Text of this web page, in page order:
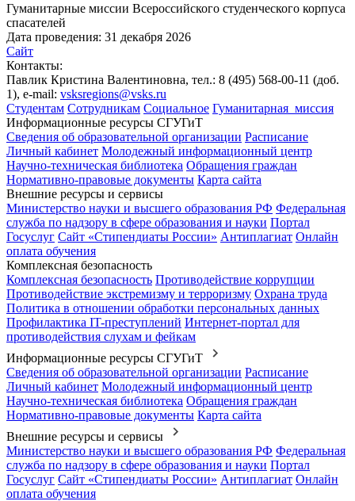
Гуманитарные миссии Всероссийского студенческого корпуса
спасателей
Дата проведения: 31 декабря 2026
Сайт
Контакты:
Павлик Кристина Валентиновна, тел.: 8 (495) 568-00-11 (доб.
1), e-mail: vsksregions@vsks.ru
Студентам Сотрудникам Социальное Гуманитарная_миссия
Информационные ресурсы СГУГиТ
Сведения об образовательной организации Расписание
Личный кабинет Молодежный информационный центр
Научно-техническая библиотека Обращения граждан
Нормативно-правовые документы Карта сайта
Внешние ресурсы и сервисы
Министерство науки и высшего образования РФ Федеральная
служба по надзору в сфере образования и науки Портал
Госуслуг Сайт «Стипендиаты России» Антиплагиат Онлайн
оплата обучения
Комплексная безопасность
Комплексная безопасность Противодействие коррупции
Противодействие экстремизму и терроризму Охрана труда
Политика в отношении обработки персональных данных
Профилактика IT-преступлений Интернет-портал для
противодействия слухам и фейкам
Информационные ресурсы СГУГиТ
Сведения об образовательной организации Расписание
Личный кабинет Молодежный информационный центр
Научно-техническая библиотека Обращения граждан
Нормативно-правовые документы Карта сайта
Внешние ресурсы и сервисы
Министерство науки и высшего образования РФ Федеральная
служба по надзору в сфере образования и науки Портал
Госуслуг Сайт «Стипендиаты России» Антиплагиат Онлайн
оплата обучения